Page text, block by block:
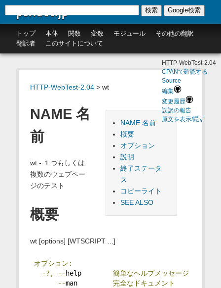
perldoc.jp
トップ 本体 関数 変数 モジュール
その他の翻訳
翻訳者
このサイトについて
検索 Google検索
HTTP-WebTest-2.04> wt
HTTP-WebTest-2.04
CPANで確認する
Source
編集
変更履歴
誤訳の報告
原文を表示/隠す
NAME 名前
概要
オプション
説明
終了ステータ
ス
コピーライト
SEE ALSO
NAME 名
前
wt - １つもしくは
複数のウェブペー
ジのテスト
概要
wt [options] [WTSCRIPT ...]
オプション:
-?,
-- help 簡単なヘルプメッセージ
--man 完全なドキュメント